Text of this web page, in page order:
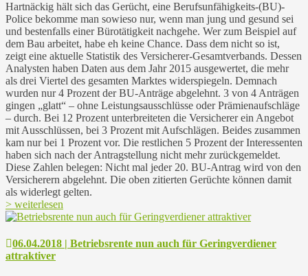
Hartnäckig hält sich das Gerücht, eine Berufsunfähigkeits-(BU)-
Police bekomme man sowieso nur, wenn man jung und gesund sei
und bestenfalls einer Bürotätigkeit nachgehe. Wer zum Beispiel auf
dem Bau arbeitet, habe eh keine Chance. Dass dem nicht so ist,
zeigt eine aktuelle Statistik des Versicherer-Gesamtverbands. Dessen
Analysten haben Daten aus dem Jahr 2015 ausgewertet, die mehr
als drei Viertel des gesamten Marktes widerspiegeln. Demnach
wurden nur 4 Prozent der BU-Anträge abgelehnt. 3 von 4 Anträgen
gingen „glatt“ – ohne Leistungsausschlüsse oder Prämienaufschläge
– durch. Bei 12 Prozent unterbreiteten die Versicherer ein Angebot
mit Ausschlüssen, bei 3 Prozent mit Aufschlägen. Beides zusammen
kam nur bei 1 Prozent vor. Die restlichen 5 Prozent der Interessenten
haben sich nach der Antragstellung nicht mehr zurückgemeldet.
Diese Zahlen belegen: Nicht mal jeder 20. BU-Antrag wird von den
Versicherern abgelehnt. Die oben zitierten Gerüchte können damit
als widerlegt gelten.
> weiterlesen
06.04.2018 | Betriebsrente nun auch für Geringverdiener
attraktiver